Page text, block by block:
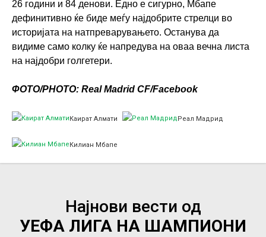
26 години и 84 денови. Едно е сигурно, Мбапе
дефинитивно ќе биде меѓу најдобрите стрелци во
историјата на натпреварувањето. Останува да
видиме само колку ќе напредува на оваа вечна листа
на најдобри голгетери.
ФОТО/PHOTO: Real Madrid CF/Facebook
Каират Алмати Реал Мадрид
Килиан Мбапе
Најнови вести од
УЕФА ЛИГА НА ШАМПИОНИ